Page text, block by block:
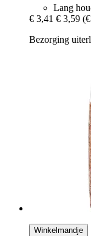
Lang
€ 3,41 € 3,59
Bezorging
Winkelmandje